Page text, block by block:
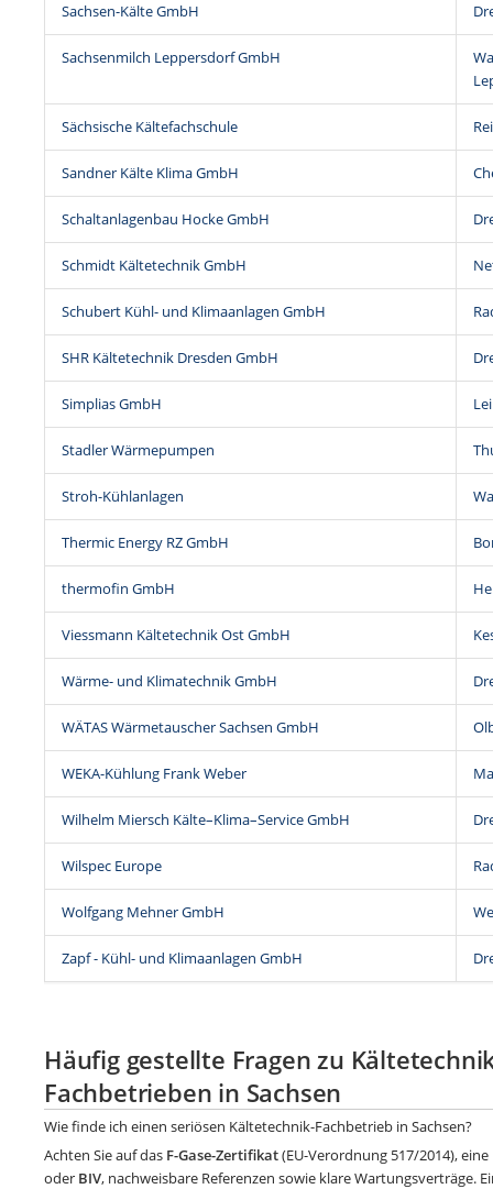
Sachsen-Kälte GmbH
Sachsenmilch Leppersdorf GmbH
Sächsische Kältefachschule
Sandner Kälte Klima GmbH
Schaltanlagenbau Hocke GmbH
Schmidt Kältetechnik GmbH
Schubert Kühl- und Klimaanlagen GmbH
SHR Kältetechnik Dresden GmbH
Simplias GmbH
Stadler Wärmepumpen
Stroh-Kühlanlagen
Thermic Energy RZ GmbH
thermofin GmbH
Viessmann Kältetechnik Ost GmbH
Wärme- und Klimatechnik GmbH
WÄTAS Wärmetauscher Sachsen GmbH
WEKA-Kühlung Frank Weber
Wilhelm Miersch Kälte–Klima–Service GmbH
Wilspec Europe
Wolfgang Mehner GmbH
Zapf - Kühl- und Klimaanlagen GmbH
Häufig gestellte Fragen zu
Fachbetrieben in Sachsen
Wie finde ich einen seriösen Kältetechnik-Fachbetrieb in Sachsen?
Achten Sie auf das F-Gase-Zertifikat(EU-Verordnung 517/2014),
oder BIV, nachweisbare Referenzen sowie klare Wartungsverträge.